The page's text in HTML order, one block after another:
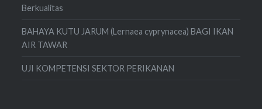
Berkualitas
BAHAYA KUTU JARUM (Lernaea cyprynacea) BAGI IKAN
AIR TAWAR
UJI KOMPETENSI SEKTOR PERIKANAN